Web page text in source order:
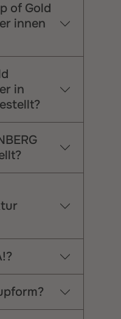
of Gold
innen
in